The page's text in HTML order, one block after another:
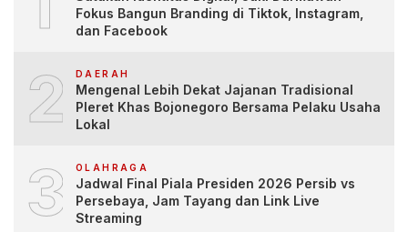
Fokus Bangun Branding di Tiktok, Instagram,
dan Facebook
2 DAERAH
Mengenal Lebih Dekat Jajanan Tradisional
Pleret Khas Bojonegoro Bersama Pelaku Usaha
Lokal
3 OLAHRAGA
Jadwal Final Piala Presiden 2026 Persib vs
Persebaya, Jam Tayang dan Link Live
Streaming